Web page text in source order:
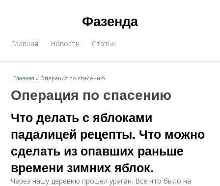
Фазенда
Главная Новости Статьи
Главная » Операция по спасению
Операция по спасению
Что делать с яблоками
падалицей рецепты. Что можно
сделать из опавших раньше
времени зимних яблок.
Через нашу деревню прошел ураган. Все что было на